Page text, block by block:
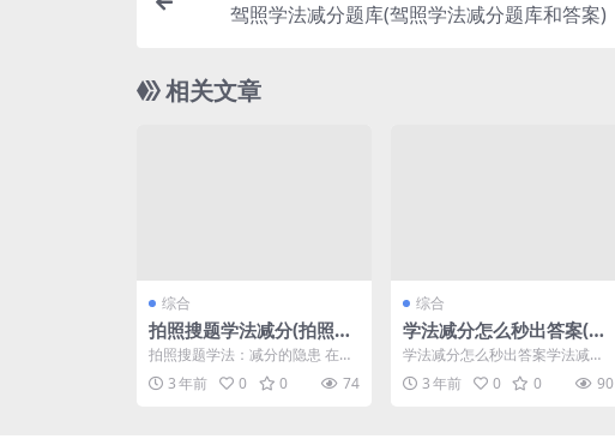
驾照学法减分题库(驾照学法减分题库和答案)
相关文章
综合
拍照搜题学法减分(拍照搜
题学法减分软件)
拍照搜题学法：减分的隐患 在现
代社会，随着科技的不断进步，
拍照搜题学法已经成为了...
3 年前 0 0 74
综合
学法减分怎么秒出答案(学
法减分怎么取消)
学法减分怎么秒出答案学法减分
题库及答案扫一扫 学法减分是一
种常见的处罚方式，它旨...
3 年前 0 0 90